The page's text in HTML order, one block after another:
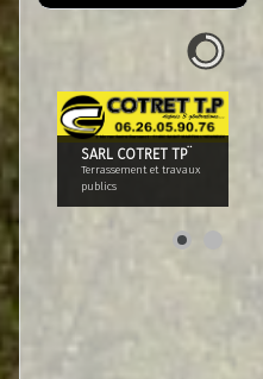
SARL COTRET TP¨
Terrassement et travaux
publics